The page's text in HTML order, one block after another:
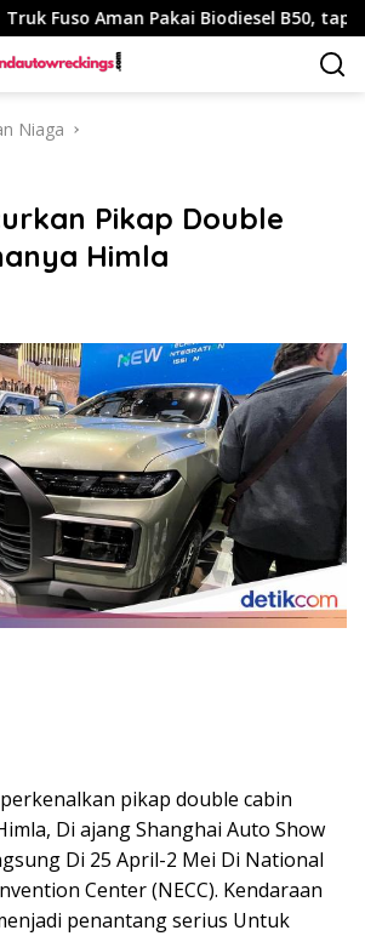
Aman Pakai Biodiesel B50, tapi Ada
Niaga
Pikap Double
Himla
pikap double cabin
Di ajang Shanghai Auto Show
Di 25 April-2 Mei Di National
Center (NECC). Kendaraan
penantang serius Untuk